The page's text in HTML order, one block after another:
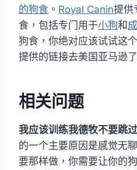
的狗食 。 Royal Canin提供
食，包括专门用于小狗和
狗食，你绝对应该试试这
提供的链接去美国亚马逊
相关问题
我应该训练我德牧不要跳
的一个主要原因是感觉无
要那样做，你需要让你的